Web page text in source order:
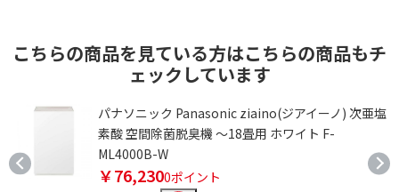
こちらの商品を見ている方はこちらの商品もチ
ェックしています
パナソニック Panasonic ziaino(ジアイーノ) 次亜塩
素酸 空間除菌脱臭機 ～18畳用 ホワイト F-
ML4000B-W
￥76,2300ポイント